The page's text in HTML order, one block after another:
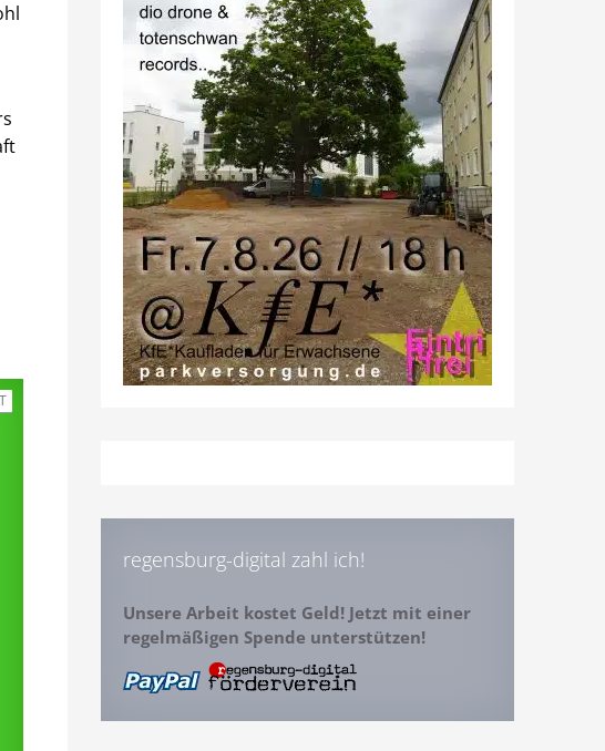
regensburg-digital zahl ich!
Unsere Arbeit kostet Geld! Jetzt mit einer
regelmäßigen Spende unterstützen!